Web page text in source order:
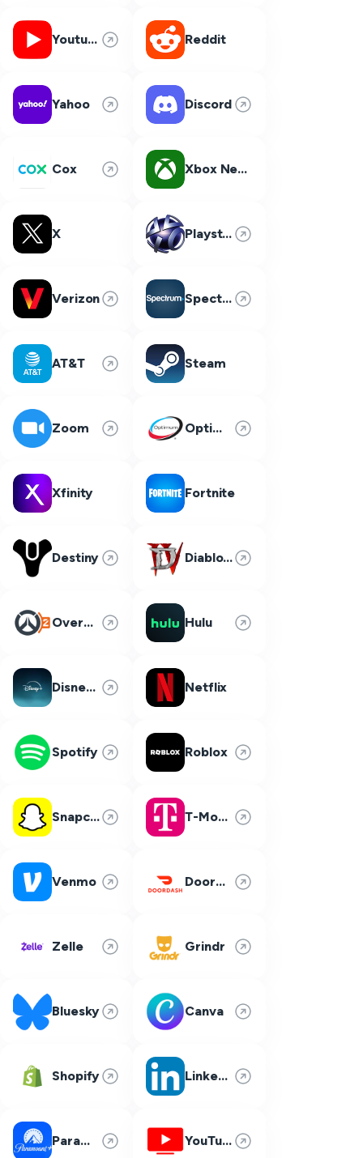
Youtube Reddit
Yahoo Discord
Cox Xbox Network
X Playstation Network
Verizon Spectrum
AT&T Steam
Zoom Optimum
Xfinity Fortnite
Destiny Diablo 4
Overwatch 2 Hulu
Disney Plus Netflix
Spotify Roblox
Snapchat T-Mobile
Venmo DoorDash
Zelle Grindr
Bluesky Canva
Shopify LinkedIn
Paramount Plus YouTube TV